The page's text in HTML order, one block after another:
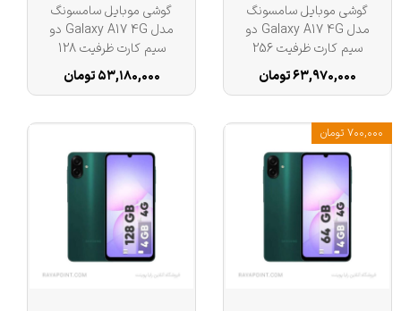
گوشی موبایل سامسونگ
مدل Galaxy A17 4G دو
سیم کارت ظرفیت 256
گیگابایت و رم 8 گیگابایت
- ویتنام
۶۳,۹۷۰,۰۰۰ تومان
گوشی موبایل سامسونگ
مدل Galaxy A17 4G دو
سیم کارت ظرفیت 128
گیگابایت و رم 6 گیگابایت
۵۳,۱۸۰,۰۰۰ تومان
۷۰۰,۰۰۰ تومان